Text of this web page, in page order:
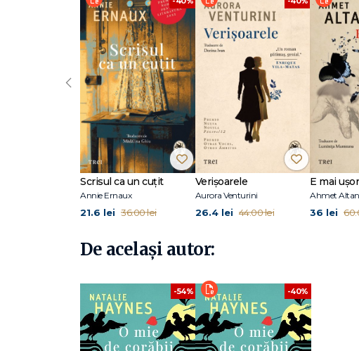
„Marea plăcere de a citi romanele lui Haynes vine și din
„Haynes este o maestră... căci reușește să insuflfle viață unor
Natalie Haynes este una dintre cele mai populare scriitoare
din juriul Man Booker Prize și Orange Prize. A publicat, printre
Thousand Ships (O mie de corăbii, 2019; Pandora M, 2023), care
nonficțiune despre femeile din mitologia greacă, Pandora’s Jar,
unei serii de emisiuni radio, Natalie Haynes Stands Up for the
care împietrește s-a aflat printre finaliștii la Women’s Prize for
Scrisul ca un cuțit
Annie Ernaux
21.6 lei 36.00 lei
Verișoarele
Aurora Venturini
26.4 lei 44.00 lei
Ahmet Altan
36 lei
‹
De același autor:
-54% -40%